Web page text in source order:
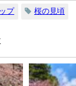
プ 桜の見頃